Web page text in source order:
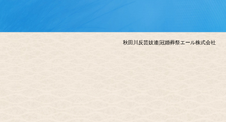
秋田川反芸妓連|冠婚葬祭エール株式会社